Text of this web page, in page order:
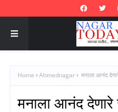
Home Ahmednagar मनाला आनंद
मनाला आनंद देणारे